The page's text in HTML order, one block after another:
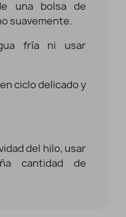
una bolsa de
suavemente.
fría ni usar
ciclo delicado y
del hilo, usar
cantidad de